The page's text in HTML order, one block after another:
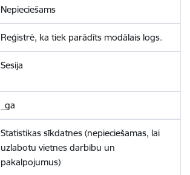
Nepieciešams
Reģistrē, ka tiek parādīts modālais logs.
Sesija
_ga
Statistikas sīkdatnes (nepieciešamas, lai
uzlabotu vietnes darbību un
pakalpojumus)